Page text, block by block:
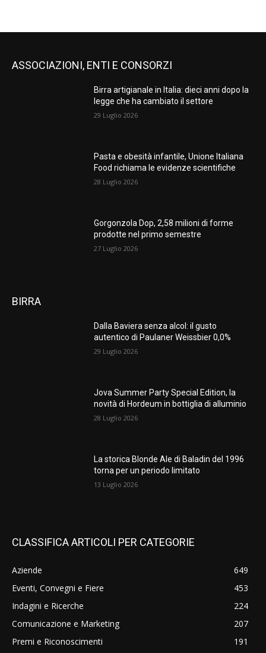
ASSOCIAZIONI, ENTI E CONSORZI
Birra artigianale in Italia: dieci anni dopo la
legge che ha cambiato il settore
29 Luglio 2026
Pasta e obesità infantile, Unione Italiana
Food richiama le evidenze scientifiche
28 Luglio 2026
Gorgonzola Dop, 2,58 milioni di forme
prodotte nel primo semestre
27 Luglio 2026
BIRRA
Dalla Baviera senza alcol: il gusto
autentico di Paulaner Weissbier 0,0%
29 Luglio 2026
Jova Summer Party Special Edition, la
novità di Hordeum in bottiglia di alluminio
28 Luglio 2026
La storica Blonde Ale di Baladin del 1996
torna per un periodo limitato
13 Luglio 2026
CLASSIFICA ARTICOLI PER CATEGORIE
Aziende
649
Eventi, Convegni e Fiere
453
Indagini e Ricerche
224
Comunicazione e Marketing
207
Premi e Riconoscimenti
191